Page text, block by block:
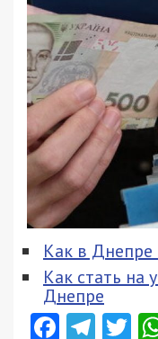
Как в Днепре
Как стать на
Днепре